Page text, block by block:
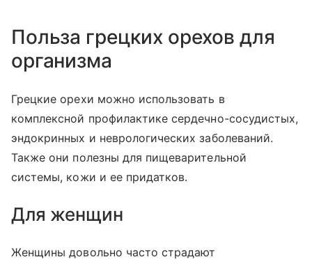
Польза грецких орехов для
организма
Грецкие орехи можно использовать в
комплексной профилактике сердечно-сосудистых,
эндокринных и неврологических заболеваний.
Также они полезны для пищеварительной
системы, кожи и ее придатков.
Для женщин
Женщины довольно часто страдают